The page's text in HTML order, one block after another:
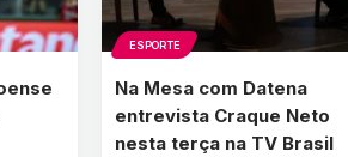
ESPORTE
Na Mesa com Datena
entrevista Craque Neto
nesta terça na TV Brasil